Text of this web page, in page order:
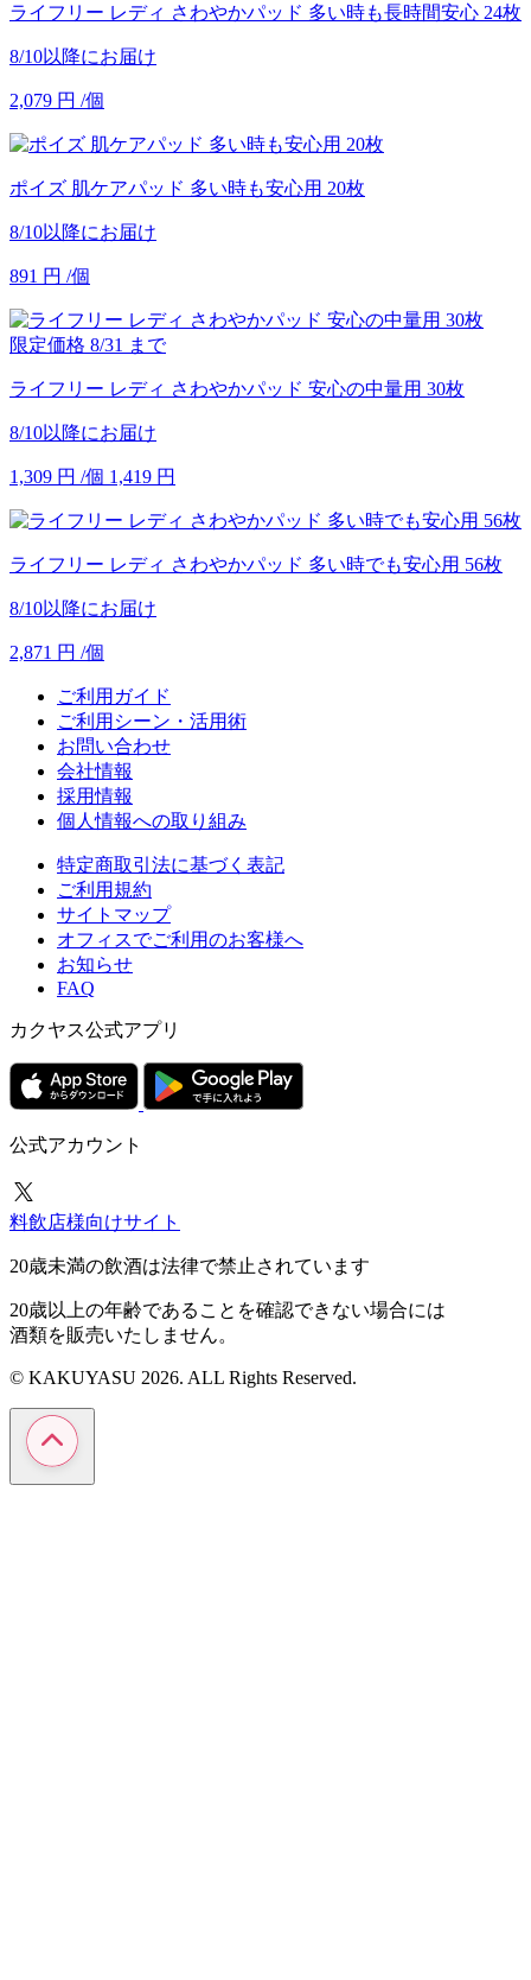
ライフリー レディ さわやかパッド 多い時も長時間安心 24枚
8/10以降にお届け
2,079 円 /個
ポイズ 肌ケアパッド 多い時も安心用 20枚
8/10以降にお届け
891 円 /個
限定価格 8/31 まで
ライフリー レディ さわやかパッド 安心の中量用 30枚
8/10以降にお届け
1,309 円 /個 1,419 円
ライフリー レディ さわやかパッド 多い時でも安心用 56枚
8/10以降にお届け
2,871 円 /個
ご利用ガイド
ご利用シーン・活用術
お問い合わせ
会社情報
採用情報
個人情報への取り組み
特定商取引法に基づく表記
ご利用規約
サイトマップ
オフィスでご利用のお客様へ
お知らせ
FAQ
カクヤス公式アプリ
公式アカウント
料飲店様向けサイト
20歳未満の飲酒は法律で禁止されています
20歳以上の年齢であることを確認できない場合には
酒類を販売いたしません。
© KAKUYASU 2026. ALL Rights Reserved.